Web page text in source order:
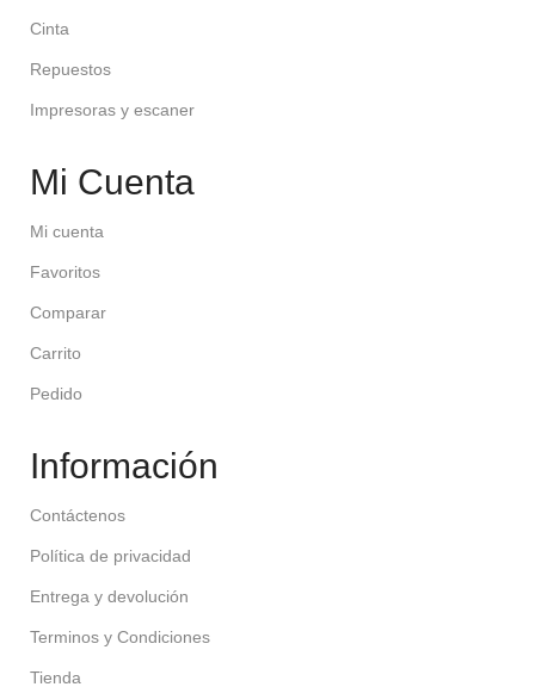
Cinta
Repuestos
Impresoras y escaner
Mi Cuenta
Mi cuenta
Favoritos
Comparar
Carrito
Pedido
Información
Contáctenos
Política de privacidad
Entrega y devolución
Terminos y Condiciones
Tienda